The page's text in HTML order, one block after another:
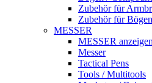
Zubehör für
Zubehör für Bögen
MESSER
MESSER anzeigen
Messer
Tactical Pens
Tools / Multitools